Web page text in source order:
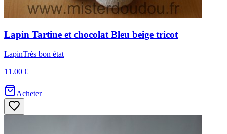
Lapin Tartine et chocolat Bleu beige tricot
LapinTrès bon état
11.00 €
Acheter